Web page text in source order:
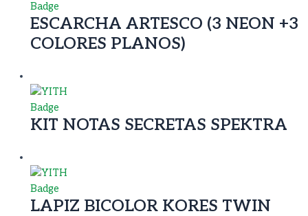
ESCARCHA ARTESCO (3 NEON +3
COLORES PLANOS)
KIT NOTAS SECRETAS SPEKTRA
LAPIZ BICOLOR KORES TWIN